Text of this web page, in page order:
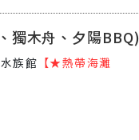
獨木舟、夕陽BBQ)
族館 【★熱帶海灘